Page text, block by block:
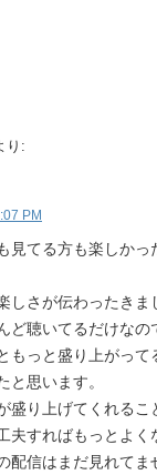
り:
PM
見てる方も楽しかっ
しさが伝わったきま
ど聴いてるだけなの
もっと盛り上がって
と思います。
盛り上げてくれるこ
夫すればもっとよく
配信はまだ見れてま